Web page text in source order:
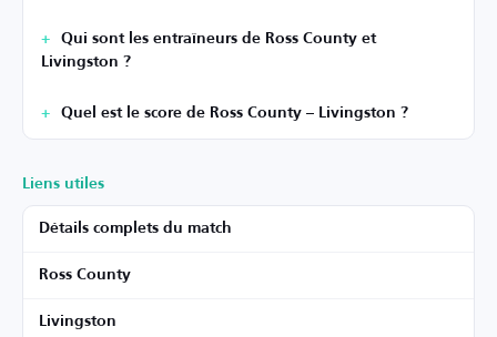
Qui sont les entraîneurs de Ross County et
Livingston ?
Quel est le score de Ross County – Livingston ?
Liens utiles
Détails complets du match
Ross County
Livingston